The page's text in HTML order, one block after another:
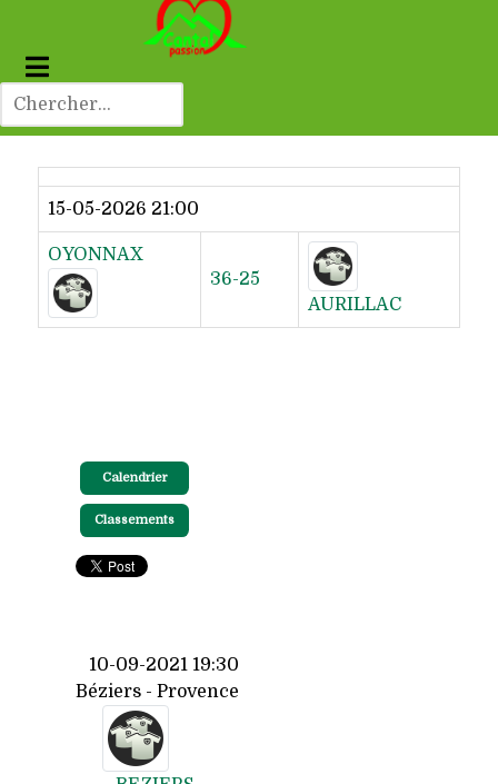
Dernier résultat
15-05-2026 21:00
OYONNAX
36-25
AURILLAC
Calendrier
Classements
10-09-2021 19:30
Béziers - Provence